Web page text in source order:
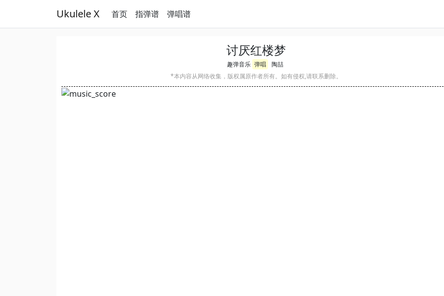
Ukulele X 首页 指弹谱 弹唱谱
讨厌红楼梦
趣弹音乐 弹唱
陶喆
*本内容从网络收集，版权属原作者所有。如有侵权,请联系删除。